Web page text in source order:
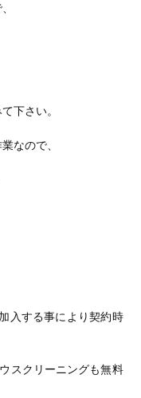
下さい。
なので、
入する事により契約時
スクリーニングも無料